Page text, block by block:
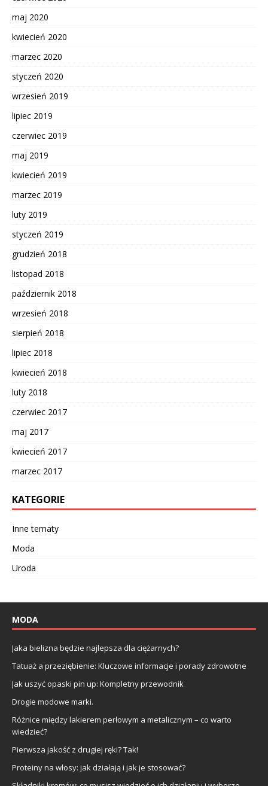
maj 2020
kwiecień 2020
marzec 2020
styczeń 2020
wrzesień 2019
lipiec 2019
czerwiec 2019
maj 2019
kwiecień 2019
marzec 2019
luty 2019
styczeń 2019
grudzień 2018
listopad 2018
październik 2018
wrzesień 2018
sierpień 2018
lipiec 2018
kwiecień 2018
luty 2018
czerwiec 2017
maj 2017
kwiecień 2017
marzec 2017
KATEGORIE
Inne tematy
Moda
Uroda
MODA
Jaka bielizna będzie najlepsza dla ciężarnych?
Tatuaż a przeziębienie: Kluczowe informacje i porady zdrowotne
Jak uszyć opaski pin up: Kompletny przewodnik
Drogie modowe marki.
Różnice między lakierem perłowym a metalicznym – co warto
wiedzieć?
Pierwsza jakość z drugiej ręki? Tak!
Proteiny na włosy: jak działają i jak je stosować?